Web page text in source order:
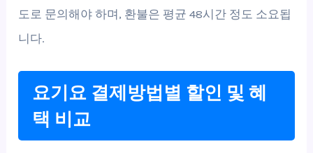
도로 문의해야 하며, 환불은 평균 48시간 정도 소요됩
니다.
요기요 결제방법별 할인 및 혜
택 비교